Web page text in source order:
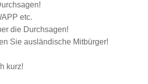
etc.
die Durchsagen!
Sie ausländische Mitbürger!
kurz!